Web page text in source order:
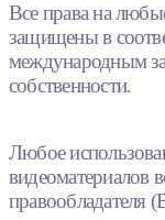
Все права на
защищены в
международным
собственности.
Любое
видеоматериалов
правообладателя